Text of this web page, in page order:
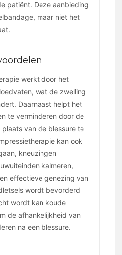
patiënt. Deze aanbieding
maar niet het
werkt door het
wat de zwelling
Daarnaast helpt het
te verminderen door de
van de blessure te
kan ook
kneuzingen
kalmeren,
effectieve genezing van
wordt bevorderd.
wordt kan koude
de afhankelijkheid van
na een blessure.